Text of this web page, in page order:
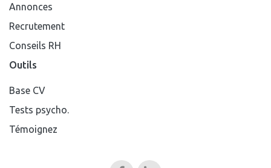
Annonces
Recrutement
Conseils RH
Outils
Base CV
Tests psycho.
Témoignez